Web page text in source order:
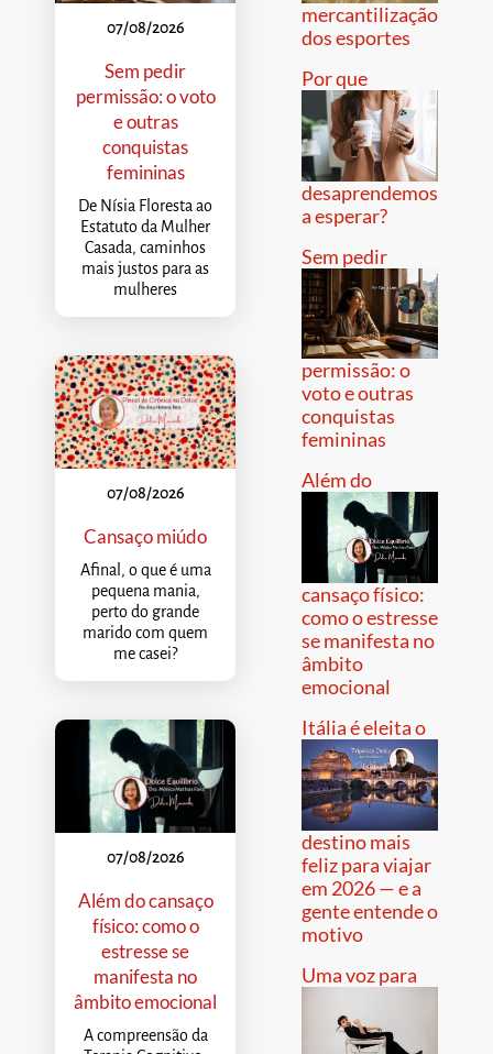
07/08/2026
Sem pedir
permissão: o voto
e outras
conquistas
femininas
De Nísia Floresta ao
Estatuto da Mulher
Casada, caminhos
mais justos para as
mulheres
07/08/2026
Cansaço miúdo
Afinal, o que é uma
pequena mania,
perto do grande
marido com quem
me casei?
07/08/2026
Além do cansaço
físico: como o
estresse se
manifesta no
âmbito emocional
A compreensão da
mercantilização
dos esportes
Por que
desaprendemos
a esperar?
Sem pedir
permissão: o
voto e outras
conquistas
femininas
Além do
cansaço físico:
como o estresse
se manifesta no
âmbito
emocional
Itália é eleita o
destino mais
feliz para viajar
em 2026 — e a
gente entende o
motivo
Uma voz para